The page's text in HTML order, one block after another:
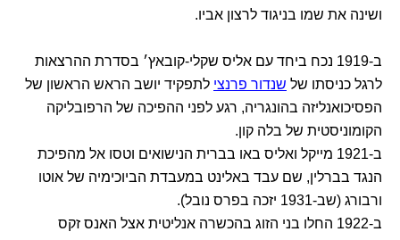
ושינה את שמו בניגוד לרצון אביו.
ב-1919 נכח ביחד עם אליס שקלי-קובאץ׳ בסדרת ההרצאות
לרגל כניסתו של שנדור פרנצי לתפקיד יושב הראש הראשון של
הפסיכואנליזה בהונגריה, רגע לפני ההפיכה של הרפובליקה
הקומוניסטית של בלה קון.
ב-1921 מייקל ואליס באו בברית הנישואים וטסו אל מהפיכת
הנגד בברלין, שם עבד באלינט במעבדת הביוכימיה של אוטו
ורבורג (שב-1931 יזכה בפרס נובל).
ב-1922 החלו בני הזוג בהכשרה אנליטית אצל האנס זקס